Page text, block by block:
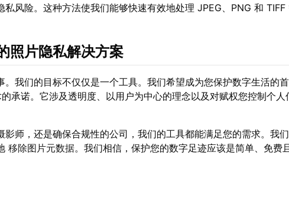
风险。这种方法使我们能够快速有效地处理 JPEG、PNG 和 TIFF
照片隐私解决方案
我们的目标不仅仅是一个工具。我们希望成为您保护数字生活的
承诺。它涉及透明度、以用户为中心的理念以及对赋权您控制个人
师，还是确保合规性的公司，我们的工具都能满足您的需求。我
移除图片元数据。我们相信，保护您的数字足迹应该是简单、免费